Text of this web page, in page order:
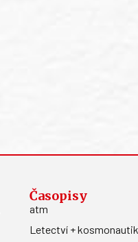
Časopisy
atm
Letectví +